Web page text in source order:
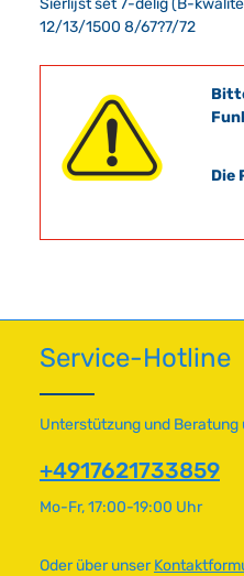
12/13/1500 8/67?7/72
Die
Service-Hotline
Unterstützung und Beratung
+4917621733859
Mo-Fr, 17:00-19:00 Uhr
Oder über unser